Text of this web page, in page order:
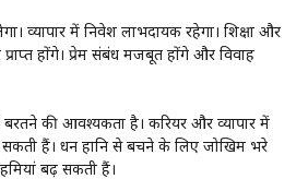
व्यापार में निवेश लाभदायक रहेगा। शिक्षा और
होंगे। प्रेम संबंध मजबूत होंगे और विवाह
की आवश्यकता है। करियर और व्यापार में
हैं। धन हानि से बचने के लिए जोखिम भरे
बढ़ सकती हैं।